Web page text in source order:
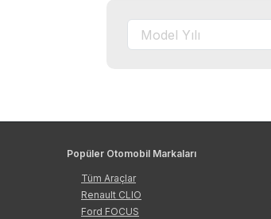
Popüler Otomobil Markaları
Tüm Araçlar
Renault CLIO
Ford FOCUS